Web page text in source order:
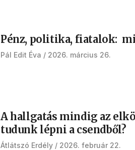
Pénz, politika, fiatalok:
Pál Edit Éva 2026. március 26.
A hallgatás mindig az
tudunk lépni a csendből?
Átlátszó Erdély 2026. február 22.